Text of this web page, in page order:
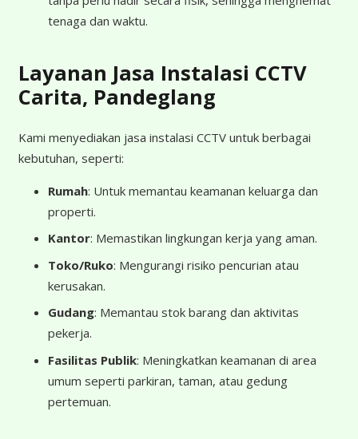
tenaga dan waktu.
Layanan Jasa Instalasi CCTV
Carita, Pandeglang
Kami menyediakan jasa instalasi CCTV untuk berbagai
kebutuhan, seperti:
Rumah: Untuk memantau keamanan keluarga dan
properti.
Kantor: Memastikan lingkungan kerja yang aman.
Toko/Ruko: Mengurangi risiko pencurian atau
kerusakan.
Gudang: Memantau stok barang dan aktivitas
pekerja.
Fasilitas Publik: Meningkatkan keamanan di area
umum seperti parkiran, taman, atau gedung
pertemuan.